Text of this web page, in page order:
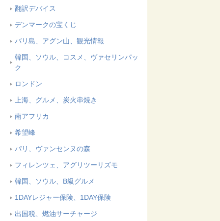
翻訳デバイス
デンマークの宝くじ
バリ島、アグン山、観光情報
韓国、ソウル、コスメ、ヴァセリンパッ
ク
ロンドン
上海、グルメ、炭火串焼き
南アフリカ
希望峰
パリ、ヴァンセンヌの森
フィレンツェ、アグリツーリズモ
韓国、ソウル、B級グルメ
1DAYレジャー保険、1DAY保険
出国税、燃油サーチャージ